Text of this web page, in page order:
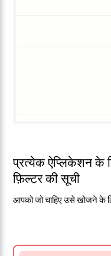
प्रत्येक ऐप्लिकेशन के
फ़िल्टर की सूची
आपको जो चाहिए उसे खोजने के